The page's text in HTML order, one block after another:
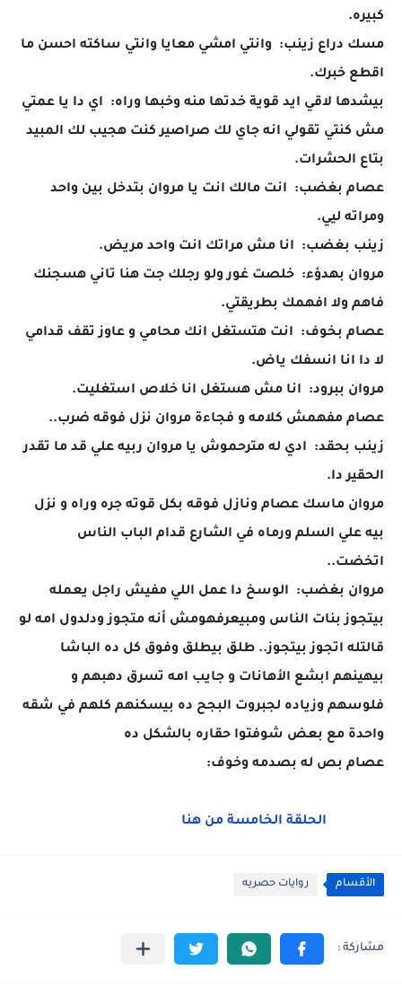
كبيره.
مسك دراع زينب: وانتي امشي معايا وانتي ساكته احسن ما
اقطع خبرك.
بيشدها لاقي ايد قوية خدتها منه وخبها وراه: اي دا يا عمتي
مش كنتي تقولي انه جاي لك صراصير كنت هجيب لك المبيد
بتاع الحشرات.
عصام بغضب: انت مالك انت يا مروان بتدخل بين واحد
ومراته ليي.
زينب بغضب: انا مش مراتك انت واحد مريض.
مروان بهدؤء: خلصت غور ولو رجلك جت هنا تاني هسجنك
فاهم ولا افهمك بطريقتي.
عصام بخوف: انت هتستغل انك محامي و عاوز تقف قدامي
لا دا انا انسفك ياض.
مروان ببرود: انا مش هستغل انا خلاص استغليت.
عصام مفهمش كلامه و فجاءة مروان نزل فوقه ضرب..
زينب بحقد: ادي له مترحموش يا مروان ربيه علي قد ما تقدر
الحقير دا.
مروان ماسك عصام ونازل فوقه بكل قوته جره وراه و نزل
بيه علي السلم ورماه في الشارع قدام الباب الناس
اتخضت..
مروان بغضب: الوسخ دا عمل اللي مفيش راجل يعمله
بيتجوز بنات الناس ومبيعرفهومش أنه متجوز ودلدول امه لو
قالتله اتجوز بيتجوز.. طلق بيطلق وفوق كل ده الباشا
بيهينهم ابشع الأهانات و جايب امه تسرق دهبهم و
فلوسهم وزياده لجبروت البجح ده بيسكنهم كلهم في شقه
واحدة مع بعض شوفتوا حقاره بالشكل ده
عصام بص له بصدمه وخوف:
الحلقة الخامسة من هنا
الأقسام روايات حصريه